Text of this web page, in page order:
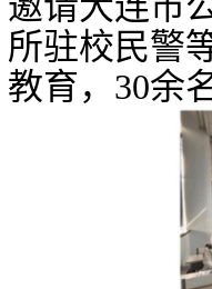
所驻校民警
教育， 30余